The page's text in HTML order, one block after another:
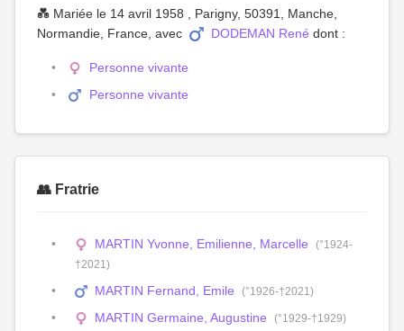
💑 Mariée le 14 avril 1958 , Parigny, 50391, Manche,
Normandie, France, avec
DODEMAN René dont :
Personne vivante
Personne vivante
👥 Fratrie
MARTIN Yvonne, Emilienne, Marcelle
(°1924-
†2021)
MARTIN Fernand, Emile (°1926-†2021)
MARTIN Germaine, Augustine (°1929-†1929)